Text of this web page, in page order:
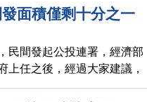
反彈，現在遷址陷入兩難，
標。
面積僅剩十分之一
民間發起公投連署，經濟部
上任之後，經過大家建議，
先的十分之一，也運用最友